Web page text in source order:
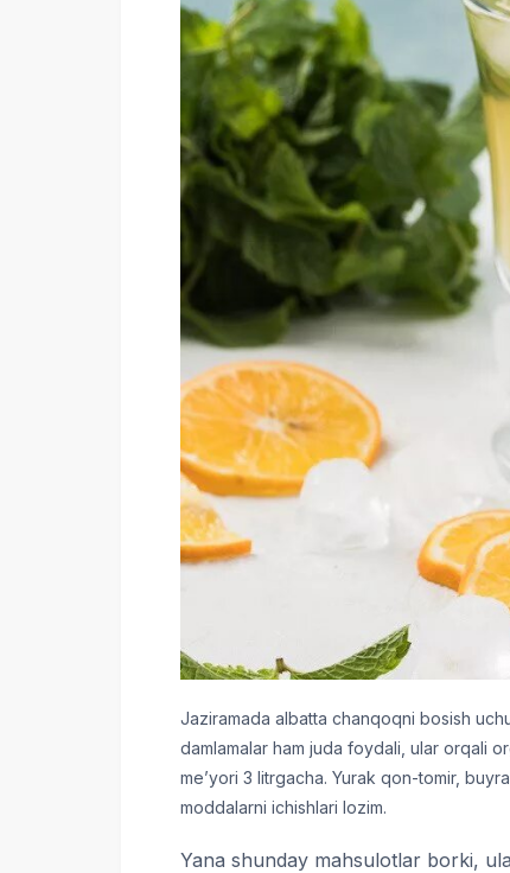
Jaziramada albatta chanqoqni bosish
damlamalar ham juda foydali, ular orqali
meʼyori 3 litrgacha. Yurak qon-tomir,
moddalarni ichishlari lozim.
Yana shunday mahsulotlar borki,